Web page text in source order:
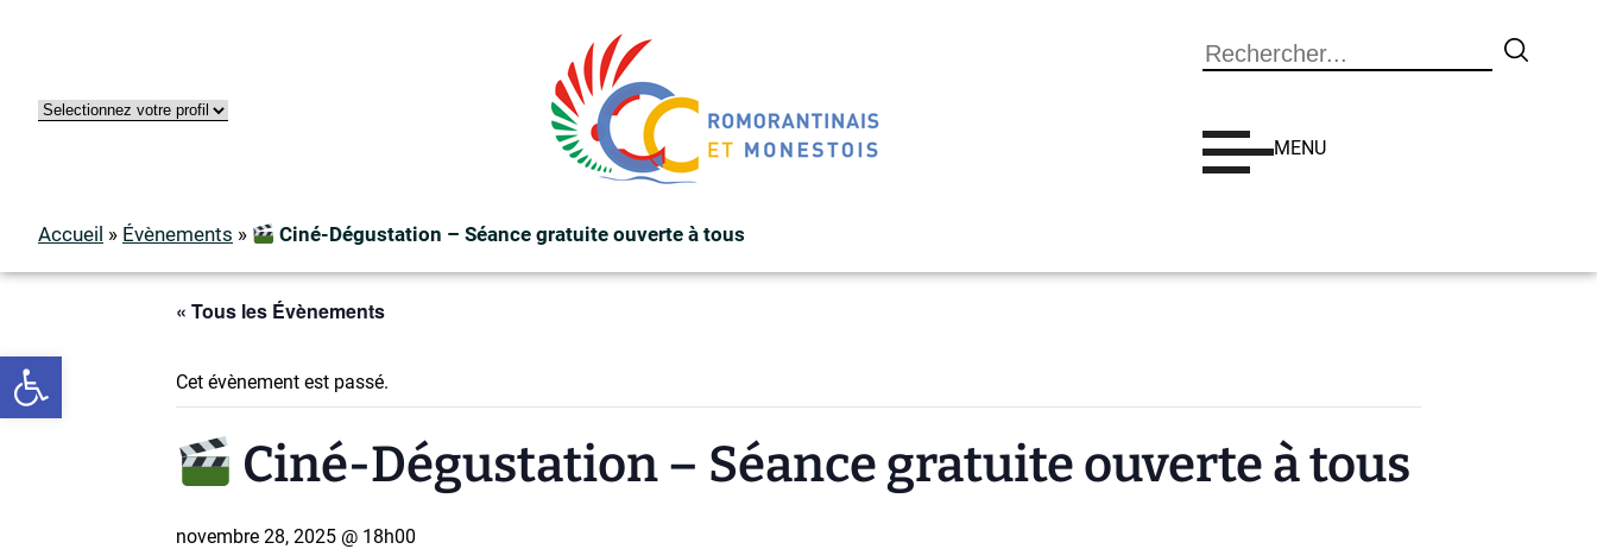
Ouvrir la barre d’outils
Search
MENU
Accueil » Évènements » Ciné-Dégustation – Séance gratuite ouverte à tous
« Tous les Évènements
Cet évènement est passé.
Ciné-Dégustation – Séance gratuite ouverte à tous
novembre 28, 2025 @ 18h00